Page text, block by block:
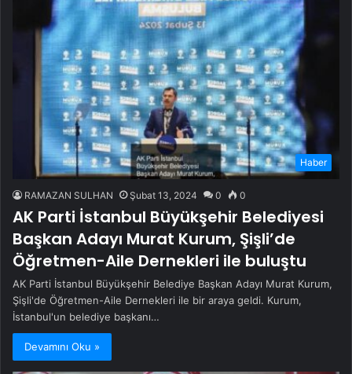
Haber
RAMAZAN SULHAN Şubat 13, 2024 0 0
AK Parti İstanbul Büyükşehir Belediyesi
Başkan Adayı Murat Kurum, Şişli’de
Öğretmen-Aile Dernekleri ile buluştu
AK Parti İstanbul Büyükşehir Belediye Başkan Adayı Murat Kurum,
Şişli'de Öğretmen-Aile Dernekleri ile bir araya geldi. Kurum,
İstanbul'un belediye başkanı…
Devamını Oku »